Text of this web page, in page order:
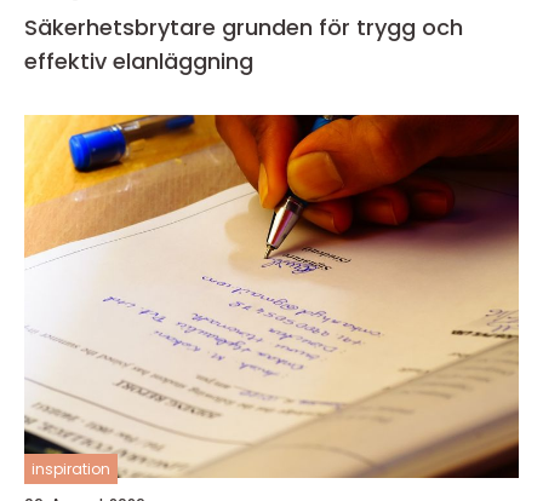
Säkerhetsbrytare grunden för trygg och
effektiv elanläggning
inspiration